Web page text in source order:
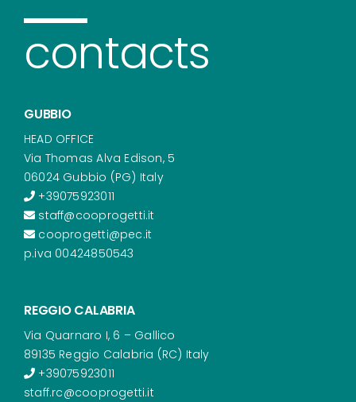
contacts
GUBBIO
HEAD OFFICE
Via Thomas Alva Edison, 5
06024 Gubbio (PG) Italy
+39075923011
staff@cooprogetti.it
cooprogetti@pec.it
p.iva 00424850543
REGGIO CALABRIA
Via Quarnaro I, 6 – Gallico
89135 Reggio Calabria (RC) Italy
+39075923011
staff.rc@cooprogetti.it